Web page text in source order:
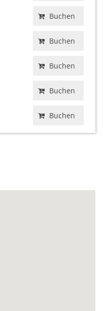
Buchen
Buchen
Buchen
Buchen
Buchen